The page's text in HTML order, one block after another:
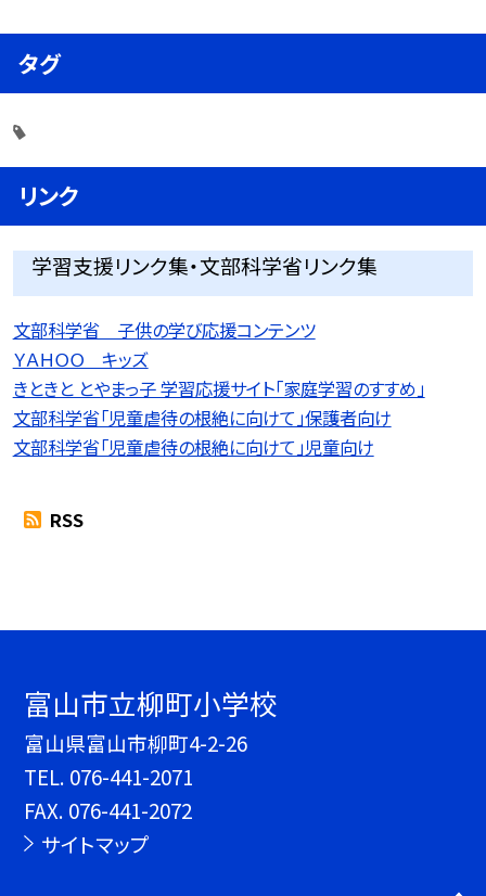
タグ
リンク
学習支援リンク集・文部科学省リンク集
文部科学省 子供の学び応援コンテンツ
ＹＡＨＯＯ キッズ
きときと とやまっ子 学習応援サイト「家庭学習のすすめ」
文部科学省「児童虐待の根絶に向けて」保護者向け
文部科学省「児童虐待の根絶に向けて」児童向け
RSS
富山市立柳町小学校
富山県富山市柳町4-2-26
TEL. 076-441-2071
FAX. 076-441-2072
サイトマップ